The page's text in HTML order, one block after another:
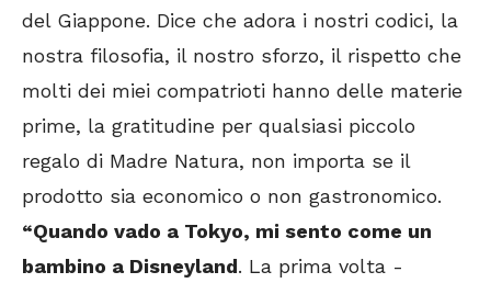
del Giappone. Dice che adora i nostri codici, la
nostra filosofia, il nostro sforzo, il rispetto che
molti dei miei compatrioti hanno delle materie
prime, la gratitudine per qualsiasi piccolo
regalo di Madre Natura, non importa se il
prodotto sia economico o non gastronomico.
“Quando vado a Tokyo, mi sento come un
bambino a Disneyland. La prima volta -